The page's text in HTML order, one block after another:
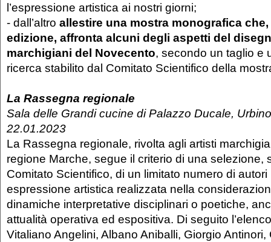
l’espressione artistica ai nostri giorni;
- dall’altro allestire una mostra monografica
edizione, affronta alcuni degli aspetti del
marchigiani del Novecento, secondo un taglio e
ricerca stabilito dal Comitato Scientifico della
La Rassegna regionale
Sala delle Grandi cucine di Palazzo Ducale,
22.01.2023
La Rassegna regionale, rivolta agli artisti
regione Marche, segue il criterio di una selezione,
Comitato Scientifico, di un limitato numero di
espressione artistica realizzata nella
dinamiche interpretative disciplinari o poetiche,
attualità operativa ed espositiva. Di seguito
Vitaliano Angelini, Albano Aniballi, Giorgio Antinori,